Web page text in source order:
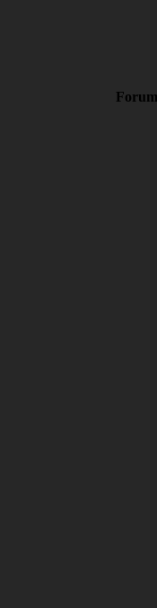
Forum